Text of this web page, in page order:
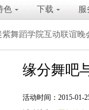
色 下载 服
舞蹈学院互动联谊晚
缘分舞吧
活动时间：2015-01-